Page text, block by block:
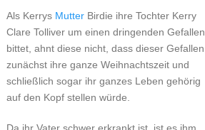
Als Kerrys MutterBirdie ihre Tochter Kerry
Clare Tolliver um einen dringenden Gefallen
bittet, ahnt diese nicht, dass dieser Gefallen
zunächst ihre ganze Weihnachtszeit und
schließlich sogar ihr ganzes Leben gehörig
auf den Kopf stellen würde.